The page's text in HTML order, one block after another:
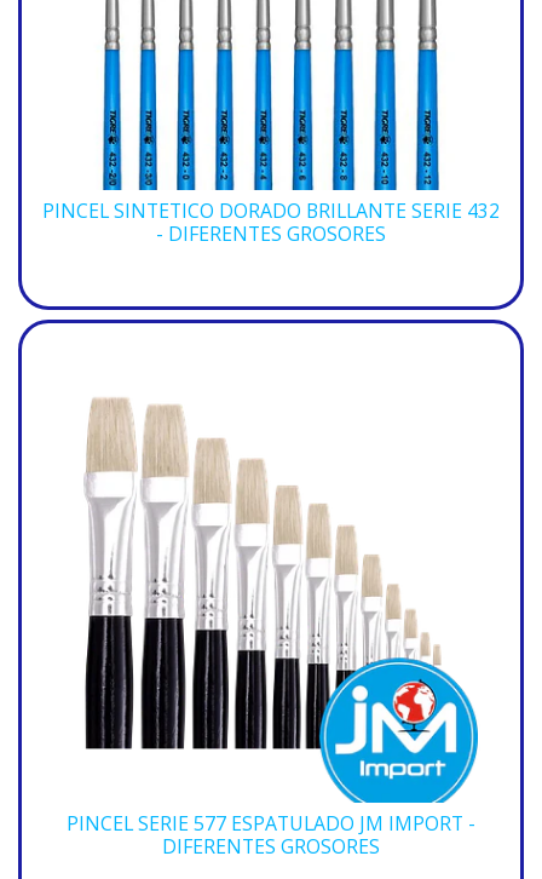
PINCEL SINTETICO DORADO BRILLANTE SERIE 432
- DIFERENTES GROSORES
PINCEL SERIE 577 ESPATULADO JM IMPORT -
DIFERENTES GROSORES